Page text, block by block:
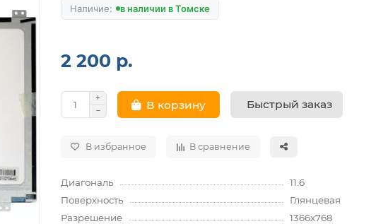
в наличии в Томске
2 200 р.
В корзину Быстрый заказ
В избранное В сравнение
Диагональ
11.6
Поверхность
Глянцевая
Разрешение
1366x768